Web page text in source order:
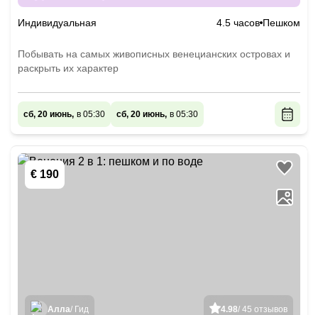
Индивидуальная 4.5 часов Пешком
Побывать на самых живописных венецианских островах и
раскрыть их характер
сб, 20 июнь, в 05:30 сб, 20 июнь, в 05:30
€ 190
4.98/ 45 отзывов
Алла/ Гид